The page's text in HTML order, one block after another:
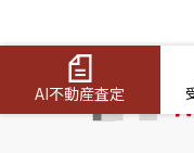
AI不動産査定